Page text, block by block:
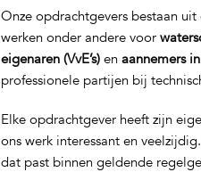
Onze opdrachtgevers bestaan
werken onder andere voor
eigenaren (VvE’s) enaannemers
professionele partijen bij
Elke opdrachtgever heeft zijn
ons werk interessant en
dat past binnen geldende